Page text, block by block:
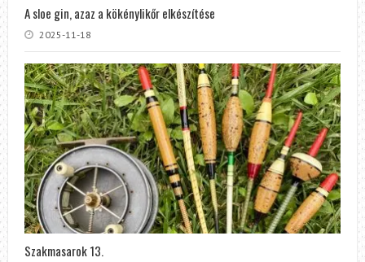
A sloe gin, azaz a kökénylikőr elkészítése
2025-11-18
Szakmasarok 13.